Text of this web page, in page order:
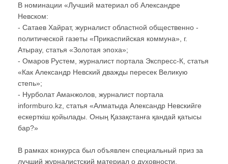
В номинации «Лучший материал об Александре
Невском:
- Сатаев Хайрат, журналист областной общественно -
политической газеты «Прикаспийская коммуна», г.
Атырау, статья «Золотая эпоха»;
- Омаров Рустем, журналист портала Экспресс-К, статья
«Как Александр Невский дважды пересек Великую
степь»;
- Нурболат Аманжолов, журналист портала
informburo.kz, статья «Алматыда Александр Невскийге
ескерткіш қойылады. Оның Қазақстанға қандай қатысы
бар?»
В рамках конкурса был объявлен специальный приз за
лучший журналистский материал о духовности,